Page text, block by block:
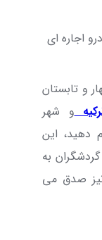
اجاره ای
و تابستان
و شهر
دهید، این
به
نیز صدق می